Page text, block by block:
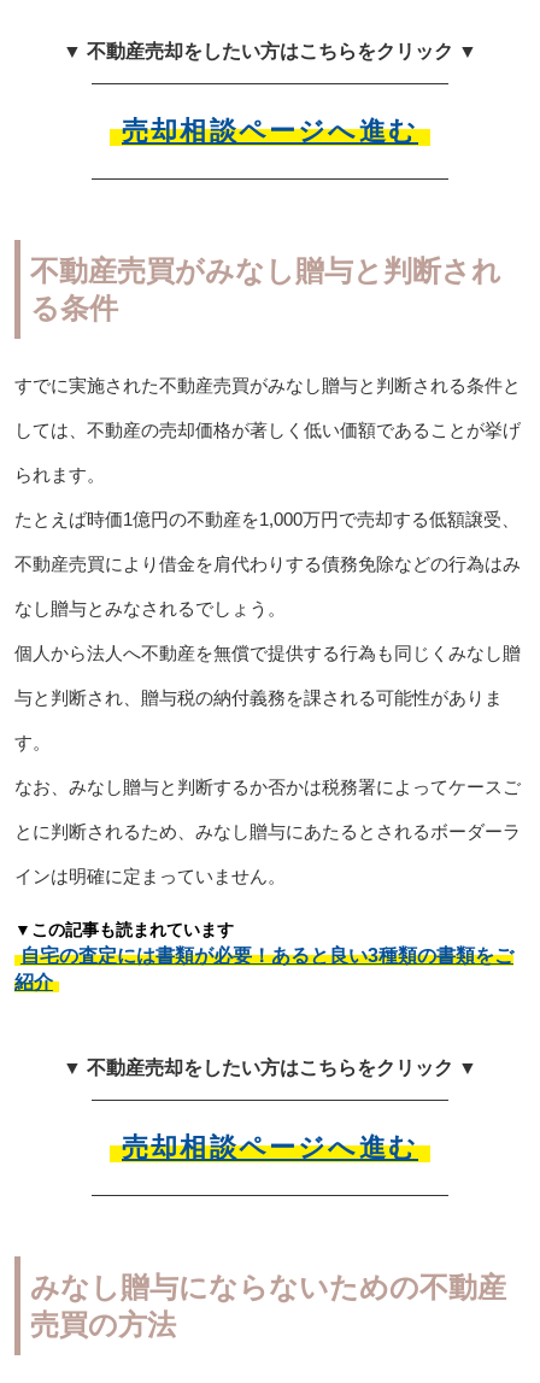
▼ 不動産売却をしたい方はこちらをクリック ▼
売却相談ページへ進む
不動産売買がみなし贈与と判断され
る条件
すでに実施された不動産売買がみなし贈与と判断される条件と
しては、不動産の売却価格が著しく低い価額であることが挙げ
られます。
たとえば時価1億円の不動産を1,000万円で売却する低額譲受、
不動産売買により借金を肩代わりする債務免除などの行為はみ
なし贈与とみなされるでしょう。
個人から法人へ不動産を無償で提供する行為も同じくみなし贈
与と判断され、贈与税の納付義務を課される可能性がありま
す。
なお、みなし贈与と判断するか否かは税務署によってケースご
とに判断されるため、みなし贈与にあたるとされるボーダーラ
インは明確に定まっていません。
▼この記事も読まれています
自宅の査定には書類が必要！あると良い3種類の書類をご
紹介
▼ 不動産売却をしたい方はこちらをクリック ▼
売却相談ページへ進む
みなし贈与にならないための不動産
売買の方法